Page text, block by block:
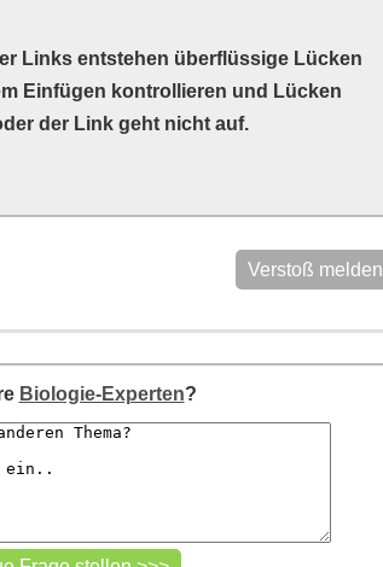
Links entstehen überflüssige Lücken
Einfügen kontrollieren und Lücken
der Link geht nicht auf.
Verstoß melden
Biologie-Experten?